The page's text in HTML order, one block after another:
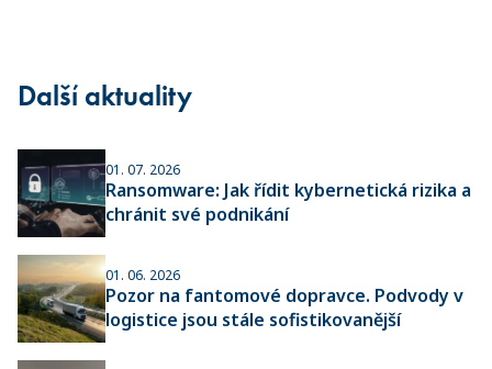
Další aktuality
01. 07. 2026
Ransomware: Jak řídit kybernetická rizika a
chránit své podnikání
01. 06. 2026
Pozor na fantomové dopravce. Podvody v
logistice jsou stále sofistikovanější